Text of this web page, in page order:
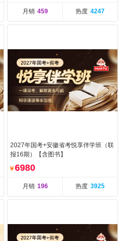
月销 459 热度 4247
2027年国考+安徽省考悦享伴学班（联
报16期）【含图书】
￥6980
月销 196 热度 3925